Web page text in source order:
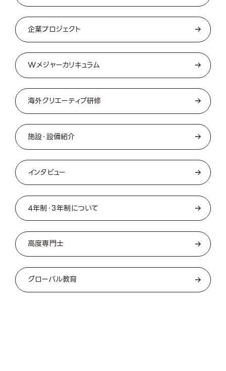
企業プロジェクト
Wメジャーカリキュラム
海外クリエーティブ研修
施設・設備紹介
インタビュー
4年制・3年制について
高度専門士
グローバル教育